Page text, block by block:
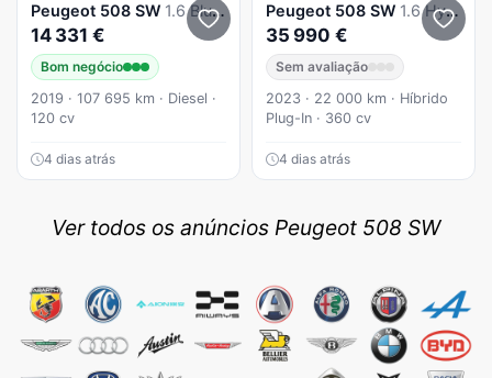
Peugeot 508 SW 1.6 BlueHDi Active
14 331 €
Bom negócio
2019 · 107 695 km · Diesel ·
120 cv
4 dias atrás
Peugeot 508 SW 1.6 Hybrid PSE e-EAT8
35 990 €
Sem avaliação
2023 · 22 000 km · Híbrido
Plug-In · 360 cv
4 dias atrás
Ver todos os anúncios Peugeot 508 SW